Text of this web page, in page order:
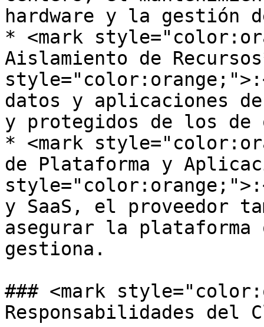
hardware y la gestión
* <mark
Aislamiento de
datos y aplicaciones
y protegidos de los
* <mark
de Plataforma y
y SaaS, el proveedor
asegurar la
gestiona.
### <mark
Responsabilidades del